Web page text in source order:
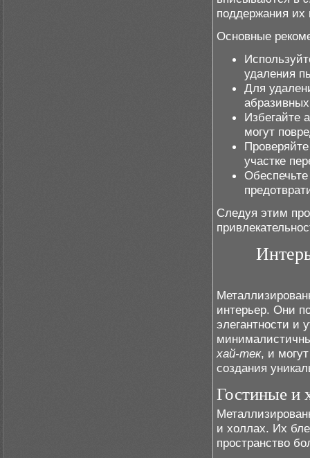
поддержания их
Основные
удаления
Для
Избегайте
могут
участке
Следуя этим
интерьер. Они
элегантности и
хай-тек, и
создания
Гостиные и
и холлах. Их
пространство